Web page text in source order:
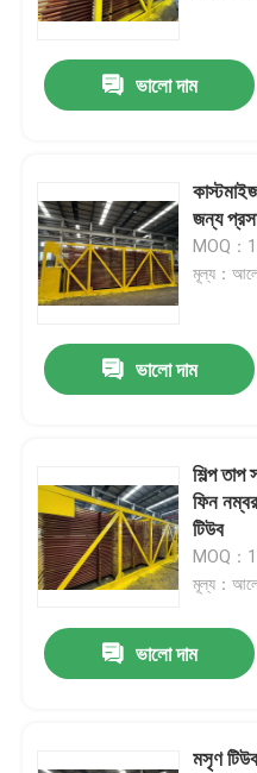
ভালো দাম
জন্য
MOQ：
মূল্য：
ভালো দাম
শিল্প
ফিন
টিউব
MOQ：
মূল্য：
ভালো দাম
মসৃণ